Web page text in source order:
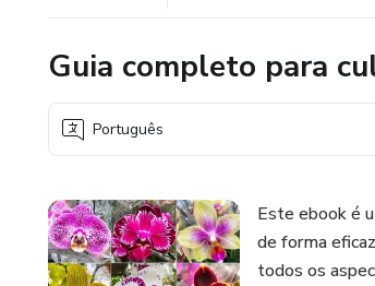
Guia completo para
Português
Este ebook é
de forma
todos os